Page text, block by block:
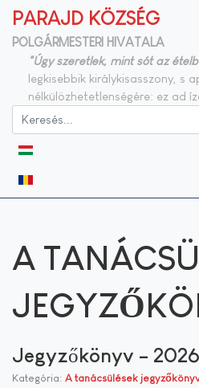
PARAJD KÖZSÉG
POLGÁRMESTERI HIVATALA
"Úgy szeretlek, mint sót az
legkisebbik királykisasszony, s
nélkülözhetetlenségére: ez ad
A
Jegyzőkönyv –
Kategória: A tanácsülések